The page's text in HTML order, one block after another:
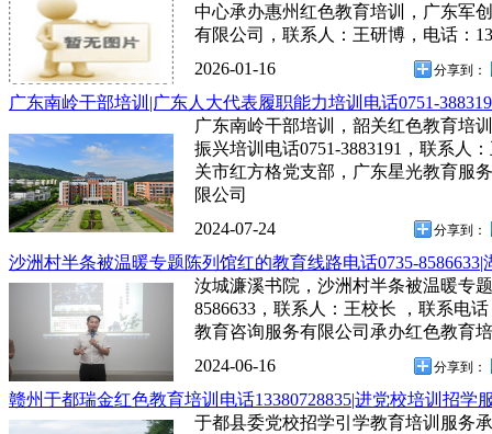
中心承办惠州红色教育培训，广东军
有限公司，联系人：王研博，电话：
2026-01-16
分享到：
广东南岭干部培训|广东人大代表履职能力培训电话0751-
广东南岭干部培训，韶关红色教育培
振兴培训电话0751-3883191，联系人
关市红方格党支部，广东星光教育服
限公司
2024-07-24
分享到：
沙洲村半条被温暖专题陈列馆红的教育线路电话0735-8586633|
汝城濂溪书院，沙洲村半条被温暖专
8586633，联系人：王校长 ，联系电
教育咨询服务有限公司承办红色教育
2024-06-16
分享到：
赣州于都瑞金红色教育培训电话13380728835|进党校培训招学
于都县委党校招学引学教育培训服务